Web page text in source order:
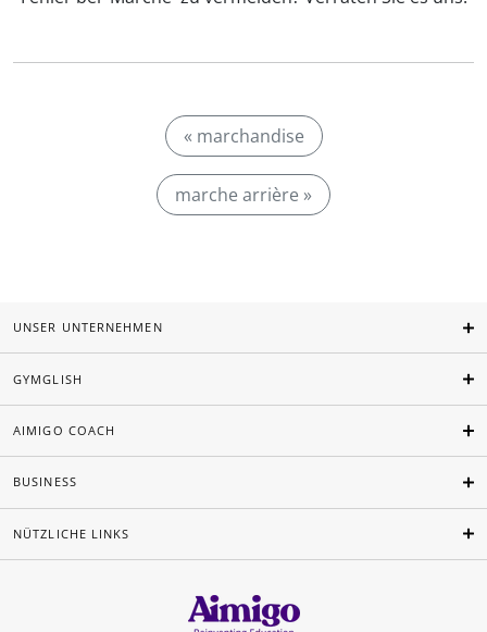
« marchandise
marche arrière »
UNSER UNTERNEHMEN
GYMGLISH
AIMIGO COACH
BUSINESS
NÜTZLICHE LINKS